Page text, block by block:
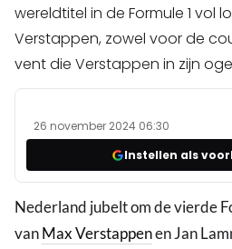
wereldtitel in de Formule 1 vol
Verstappen, zowel voor de
vent die Verstappen in zijn
26 november 2024 06:30
Instellen als
Nederland jubelt om de vierde
vanMax Verstappenen Jan